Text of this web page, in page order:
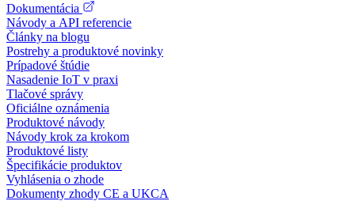
Dokumentácia
Návody a API referencie
Články na blogu
Postrehy a produktové novinky
Prípadové štúdie
Nasadenie IoT v praxi
Tlačové správy
Oficiálne oznámenia
Produktové návody
Návody krok za krokom
Produktové listy
Špecifikácie produktov
Vyhlásenia o zhode
Dokumenty zhody CE a UKCA